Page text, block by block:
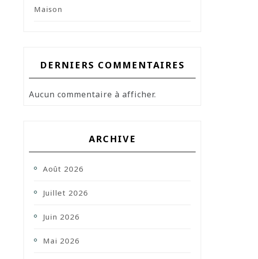
Maison
DERNIERS COMMENTAIRES
Aucun commentaire à afficher.
ARCHIVE
Août 2026
Juillet 2026
Juin 2026
Mai 2026